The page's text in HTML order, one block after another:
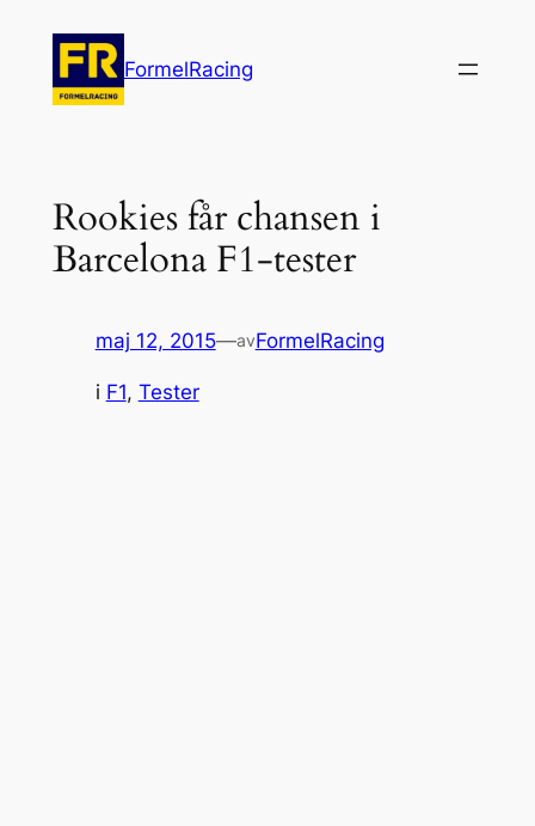
innehåll
FormelRacing
Rookies får chansen i
Barcelona F1-tester
maj 12, 2015—avFormelRacing
i F1, Tester